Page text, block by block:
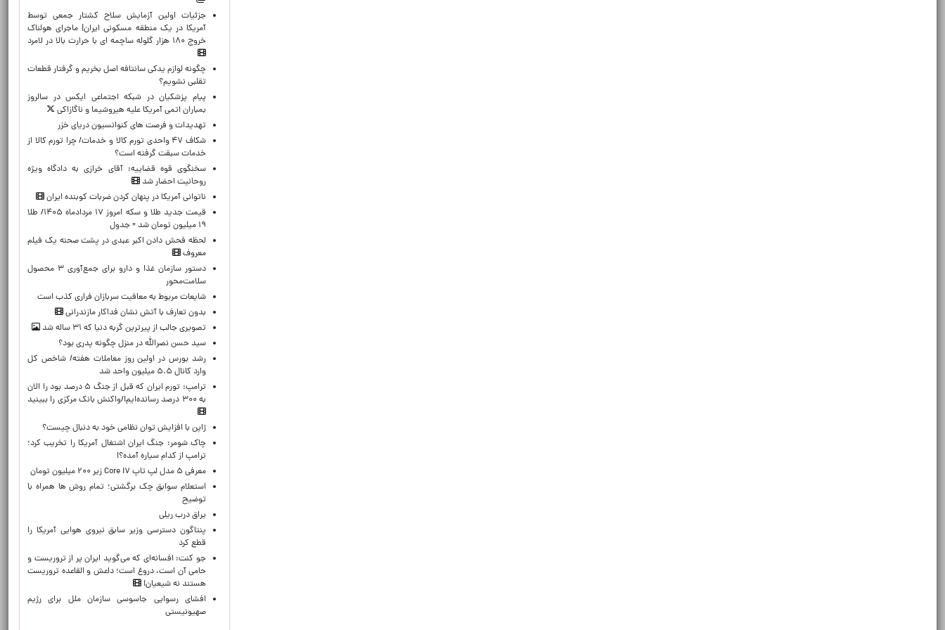
جزئیات اولین آزمایش سلاح کشتار جمعی توسط
آمریکا در یک منطقه مسکونی ایران| ماجرای هولناک
خروج ۱۸۰ هزار گلوله ساچمه ای با حرارت بالا در لامرد
چگونه لوازم یدکی سانتافه اصل بخریم و گرفتار قطعات
تقلبی نشویم؟
پیام پزشکیان در شبکه اجتماعی ایکس در سالروز
بمباران اتمی آمریکا علیه هیروشیما و ناگازاکی
تهدیدات و فرصت های کنوانسیون دریای خزر
شکاف ۴۷ واحدی تورم کالا و خدمات/ چرا تورم کالا از
خدمات سبقت گرفته است؟
سخنگوی قوه قضاییه: آقای خرازی به دادگاه ویژه
روحانیت احضار شد
ناتوانی آمریکا در پنهان کردن ضربات کوبنده ایران
قیمت جدید طلا و سکه امروز ۱۷ مردادماه ۱۴۰۵/ طلا
۱۹ میلیون تومان شد + جدول
لحظه‌ فحش دادن اکبر عبدی در پشت صحنه یک فیلم
معروف
دستور سازمان غذا و دارو برای جمع‌آوری ۳ محصول
سلامت‌محور
شایعات مربوط به معافیت سربازان فراری کذب است
بدون تعارف با آتش نشان فداکار مازندرانی
تصویری جالب از پیرترین گربه دنیا که ۳۱ ساله شد
سید حسن نصرالله در منزل چگونه پدری بود؟
رشد بورس در اولین روز معاملات هفته/ شاخص کل
وارد کانال ۵.۵ میلیون واحد شد
ترامپ: تورم ایران که قبل از جنگ ۵ درصد بود را الان
به ۳۰۰ درصد رسانده‌ایم!/واکنش بانک مرکزی را ببینید
ژاپن با افزایش توان نظامی خود به دنبال چیست؟
چاک شومر: جنگ ایران اشتغال آمریکا را تخریب کرد؛
ترامپ از کدام سیاره آمده؟!
معرفی ۵ مدل لپ تاپ Core i۷ زیر ۲۰۰ میلیون تومان
استعلام سوابق چک برگشتی؛ تمام روش ها همراه با
توضیح
یراق درب ریلی
پنتاگون دسترسی وزیر سابق نیروی هوایی آمریکا را
قطع کرد
جو کنت: افسانه‌ای که می‌گوید ایران پر از تروریست و
حامی آن است، دروغ است؛ داعش و القاعده تروریست
هستند نه شیعیان!
افشای رسوایی جاسوسی سازمان ملل برای رژیم
صهیونیستی